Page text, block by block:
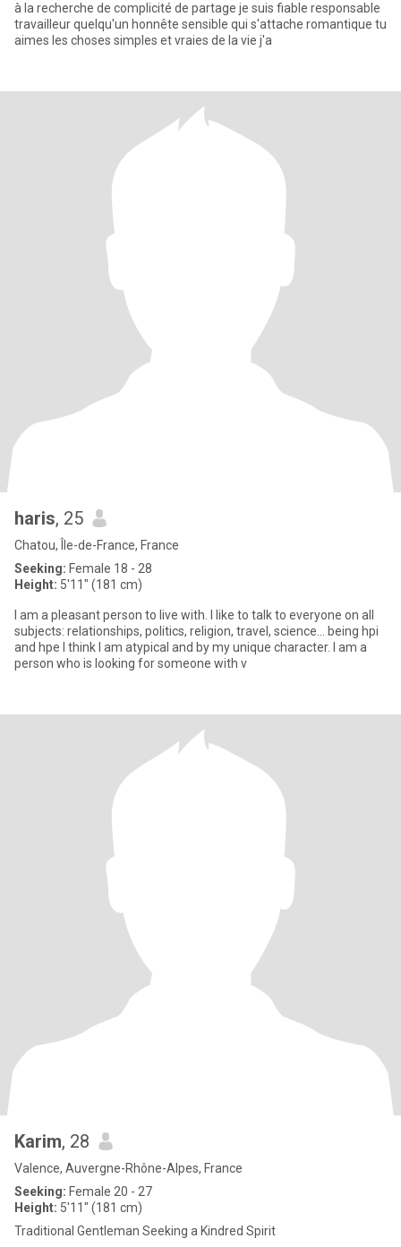
à la recherche de complicité de partage je suis fiable responsable
travailleur quelqu'un honnête sensible qui s'attache romantique tu
aimes les choses simples et vraies de la vie j'a
haris, 25
Chatou, Île-de-France, France
Seeking: Female 18 - 28
Height: 5'11" (181 cm)
I am a pleasant person to live with. I like to talk to everyone on all
subjects: relationships, politics, religion, travel, science... being hpi
and hpe I think I am atypical and by my unique character. I am a
person who is looking for someone with v
Karim, 28
Valence, Auvergne-Rhône-Alpes, France
Seeking: Female 20 - 27
Height: 5'11" (181 cm)
Traditional Gentleman Seeking a Kindred Spirit